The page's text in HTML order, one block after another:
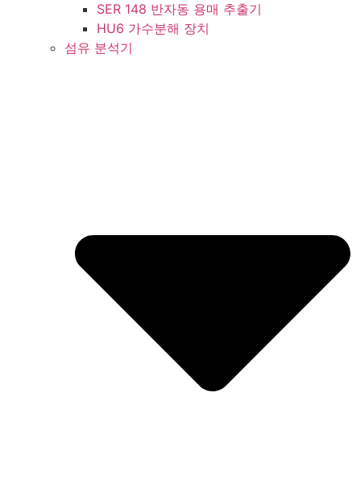
SER 148 반자동 용매 추출기
HU6 가수분해 장치
섬유 분석기